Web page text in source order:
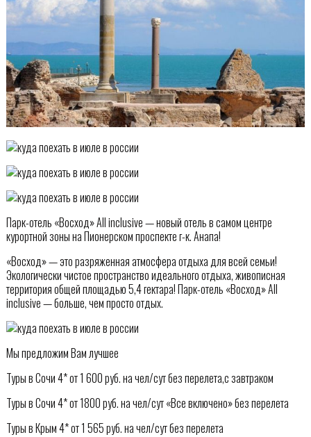
Парк-отель «Восход» All inclusive — новый отель в самом центре
курортной зоны на Пионерском проспекте г-к. Анапа!
«Восход» — это разряженная атмосфера отдыха для всей семьи!
Экологически чистое пространство идеального отдыха, живописная
территория общей площадью 5,4 гектара! Парк-отель «Восход» All
inclusive — больше, чем просто отдых.
Мы предложим Вам лучшее
Туры в Сочи 4* от 1 600 руб. на чел/сут без перелета,с завтраком
Туры в Сочи 4* от 1800 руб. на чел/сут «Все включено» без перелета
Туры в Крым 4* от 1 565 руб. на чел/сут без перелета